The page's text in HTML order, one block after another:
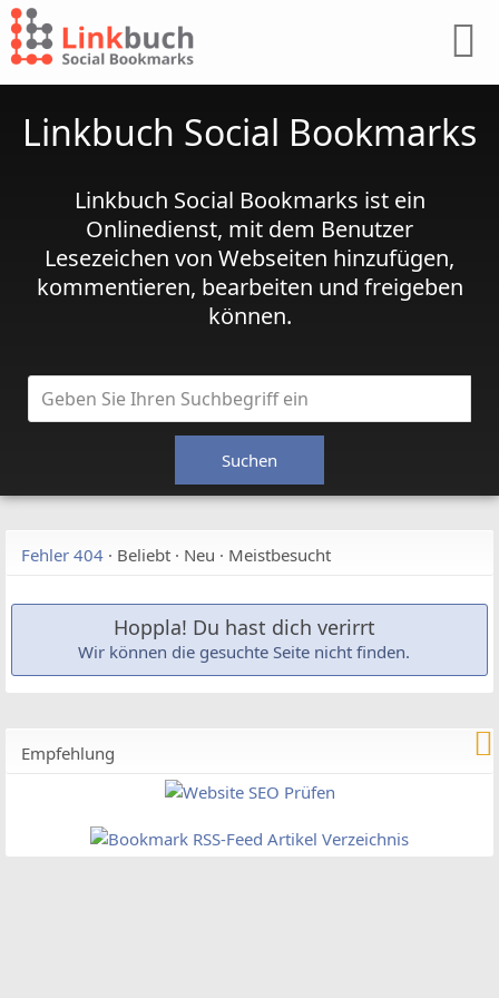
Linkbuch Social Bookmarks
Linkbuch Social Bookmarks ist ein
Onlinedienst, mit dem Benutzer
Lesezeichen von Webseiten hinzufügen,
kommentieren, bearbeiten und freigeben
können.
Fehler 404 · Beliebt · Neu · Meistbesucht
Hoppla! Du hast dich verirrt
Wir können die gesuchte Seite nicht finden.
Empfehlung